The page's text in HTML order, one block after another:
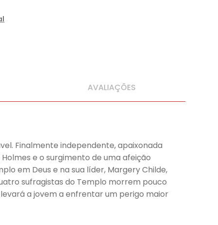
AVALIAÇÕES
Finalmente independente, apaixonada
e o surgimento de uma afeição
em Deus e na sua líder, Margery Childe,
sufragistas do Templo morrem pouco
a jovem a enfrentar um perigo maior